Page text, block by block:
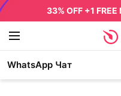
33% OFF +1 FREE
WhatsApp Чат